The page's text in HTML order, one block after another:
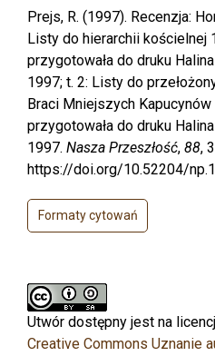
Prejs, R. (1997). Recenzja:
Listy do hierarchii kościelnej
przygotowała do druku
1997; t. 2: Listy do
Braci Mniejszych
przygotowała do druku
1997. Nasza Przeszłość, 88,
https://doi.org/10.52204/
Formaty cytowań
Utwór dostępny jest na
Creative Commons Uznanie